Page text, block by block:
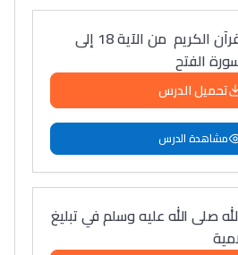
دعامة من القرآن الكريم من الآية 18 إلى
تحميل الدرس
مشاهدة الدرس
صلى الله عليه وسلم في تبليغ